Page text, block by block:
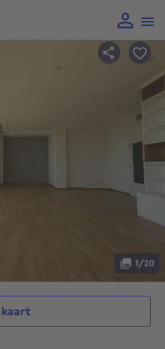
1/20
kaart